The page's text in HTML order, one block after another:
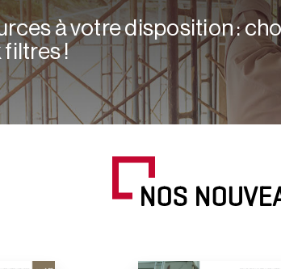
à votre disposition :
filtres !
NOS